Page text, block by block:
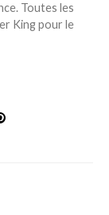
Toutes les
King pour le